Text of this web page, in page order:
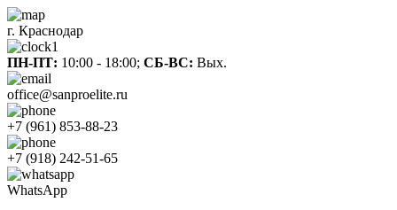
г. Краснодар
ПН-ПТ: 10:00 - 18:00; СБ-ВС: Вых.
office@sanproelite.ru
+7 (961) 853-88-23
+7 (918) 242-51-65
WhatsApp